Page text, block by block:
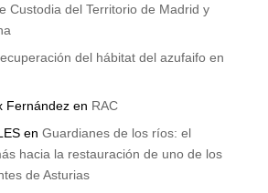
Custodia del Territorio de Madrid y
del hábitat del azufaifo en
Fernándezen RAC
en Guardianes de los ríos: el
hacia la restauración de uno de los
de Asturias